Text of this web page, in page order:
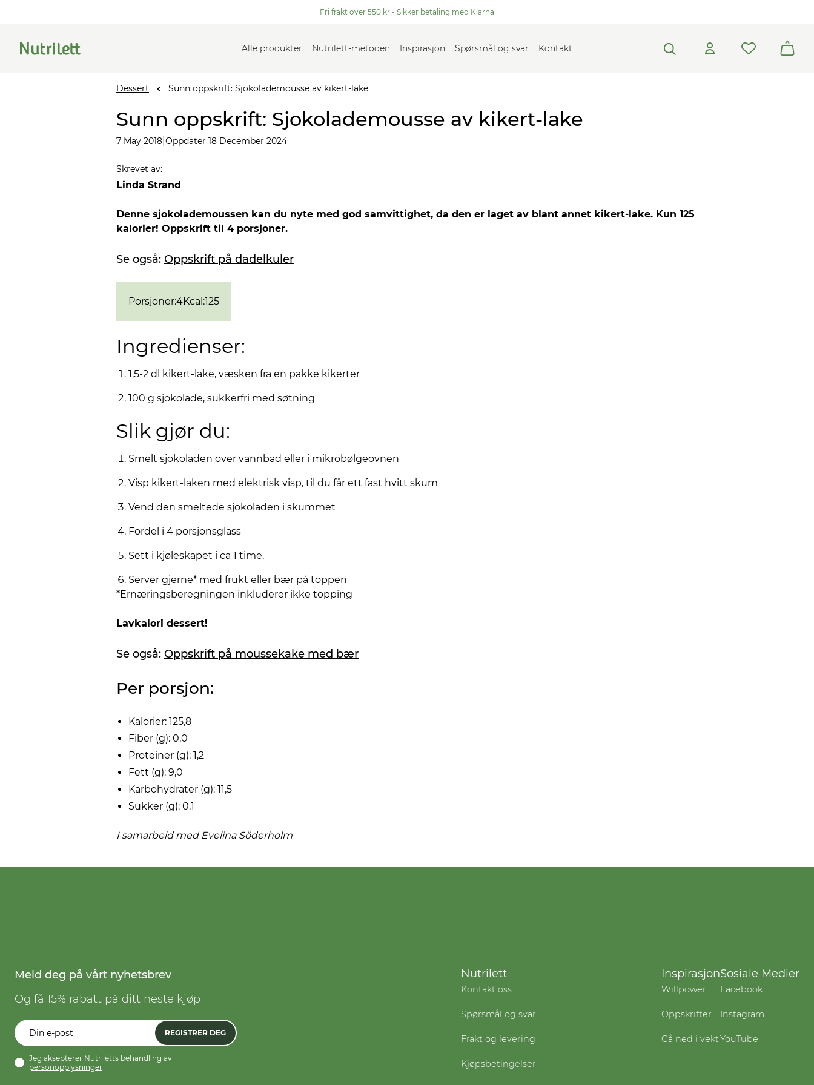
Fri frakt over 550 kr - Sikker betaling med Klarna
Alle produkter Nutrilett-metoden Inspirasjon Spørsmål og svar Kontakt
Dessert Sunn oppskrift: Sjokolademousse av kikert-lake
Sunn oppskrift: Sjokolademousse av kikert-lake
7 May 2018 Oppdater 18 December 2024
Skrevet av:
Linda Strand
Denne sjokolademoussen kan du nyte med god samvittighet, da den er laget av blant annet kikert-lake. Kun 125
kalorier! Oppskrift til 4 porsjoner.
Se også: Oppskrift på dadelkuler
Porsjoner:4Kcal :125
Ingredienser:
1,5-2 dl kikert-lake, væsken fra en pakke kikerter
100 g sjokolade, sukkerfri med søtning
Slik gjør du:
Smelt sjokoladen over vannbad eller i mikrobølgeovnen
Visp kikert-laken med elektrisk visp, til du får ett fast hvitt skum
Vend den smeltede sjokoladen i skummet
Fordel i 4 porsjonsglass
Sett i kjøleskapet i ca 1 time.
Server gjerne* med frukt eller bær på toppen
*Ernæringsberegningen inkluderer ikke topping
Lavkalori dessert!
Se også: Oppskrift på moussekake med bær
Per porsjon:
Kalorier: 125,8
Fiber (g): 0,0
Proteiner (g): 1,2
Fett (g): 9,0
Karbohydrater (g): 11,5
Sukker (g): 0,1
I samarbeid med Evelina Söderholm
Meld deg på vårt nyhetsbrev
Og få 15% rabatt på ditt neste kjøp
REGISTRER DEG
Jeg aksepterer Nutriletts behandling av
personopplysninger
Nutrilett
Kontakt oss
Spørsmål og svar
Frakt og levering
Kjøpsbetingelser
Inspirasjon
Willpower
Oppskrifter
Gå ned i vekt
Sosiale Medier
Facebook
Instagram
YouTube